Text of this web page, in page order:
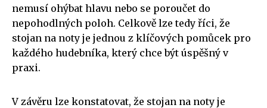
nemusí ohýbat hlavu nebo se poroučet do
nepohodlných poloh. Celkově lze tedy říci, že
stojan na noty je jednou z klíčových pomůcek pro
každého hudebníka, který chce být úspěšný v
praxi.
V závěru lze konstatovat, že stojan na noty je